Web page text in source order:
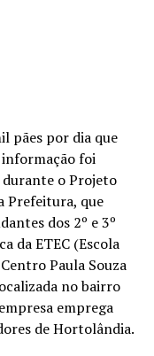
pães por dia que
foi
o Projeto
Prefeitura, que
dos 2º e 3º
da ETEC (Escola
Paula Souza
no bairro
emprega
de Hortolândia.